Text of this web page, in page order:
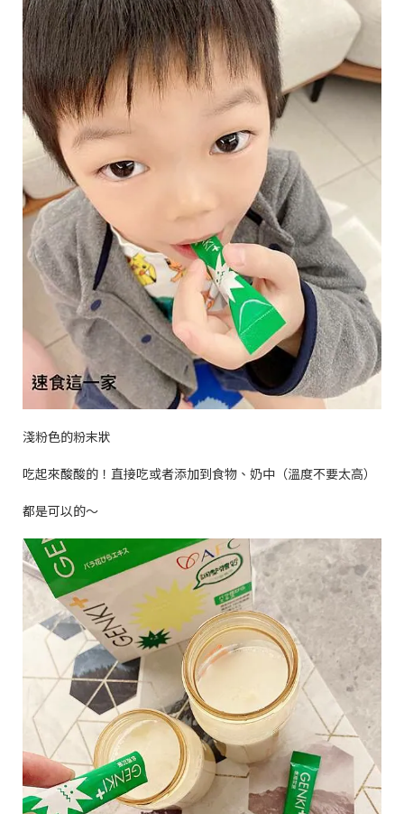
淺粉色的粉末狀
吃起來酸酸的！直接吃或者添加到食物、奶中（溫度不要太高）
都是可以的～